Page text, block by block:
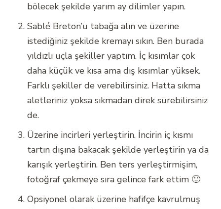
bölecek şekilde yarım ay dilimler yapın.
Sablé Breton’u tabağa alın ve üzerine
istediğiniz şekilde kremayı sıkın. Ben burada
yıldızlı uçla şekiller yaptım. İç kısımlar çok
daha küçük ve kısa ama dış kısımlar yüksek.
Farklı şekiller de verebilirsiniz. Hatta sıkma
aletleriniz yoksa sıkmadan direk sürebilirsiniz
de.
Üzerine incirleri yerleştirin. İncirin iç kısmı
tartın dışına bakacak şekilde yerleştirin ya da
karışık yerleştirin. Ben ters yerleştirmişim,
fotoğraf çekmeye sıra gelince fark ettim 🙂
Opsiyonel olarak üzerine hafifçe kavrulmuş